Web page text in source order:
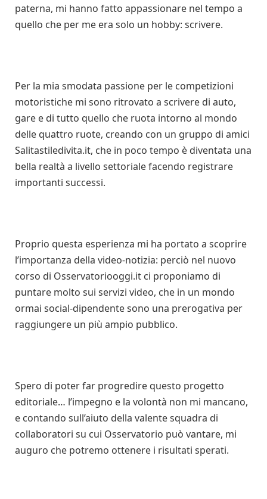
paterna, mi hanno fatto appassionare nel tempo a
quello che per me era solo un hobby: scrivere.
Per la mia smodata passione per le competizioni
motoristiche mi sono ritrovato a scrivere di auto,
gare e di tutto quello che ruota intorno al mondo
delle quattro ruote, creando con un gruppo di amici
Salitastiledivita.it, che in poco tempo è diventata una
bella realtà a livello settoriale facendo registrare
importanti successi.
Proprio questa esperienza mi ha portato a scoprire
l’importanza della video-notizia: perciò nel nuovo
corso di Osservatoriooggi.it ci proponiamo di
puntare molto sui servizi video, che in un mondo
ormai social-dipendente sono una prerogativa per
raggiungere un più ampio pubblico.
Spero di poter far progredire questo progetto
editoriale… l’impegno e la volontà non mi mancano,
e contando sull’aiuto della valente squadra di
collaboratori su cui Osservatorio può vantare, mi
auguro che potremo ottenere i risultati sperati.